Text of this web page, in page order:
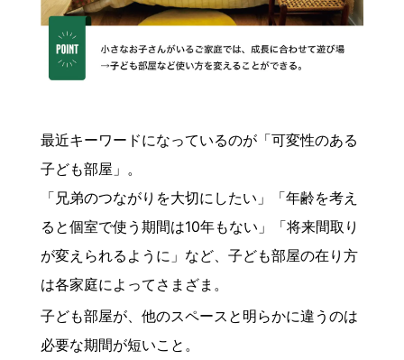
最近キーワードになっているのが「可変性のある
子ども部屋」。
「兄弟のつながりを大切にしたい」「年齢を考え
ると個室で使う期間は10年もない」「将来間取り
が変えられるように」など、子ども部屋の在り方
は各家庭によってさまざま。
子ども部屋が、他のスペースと明らかに違うのは
必要な期間が短いこと。